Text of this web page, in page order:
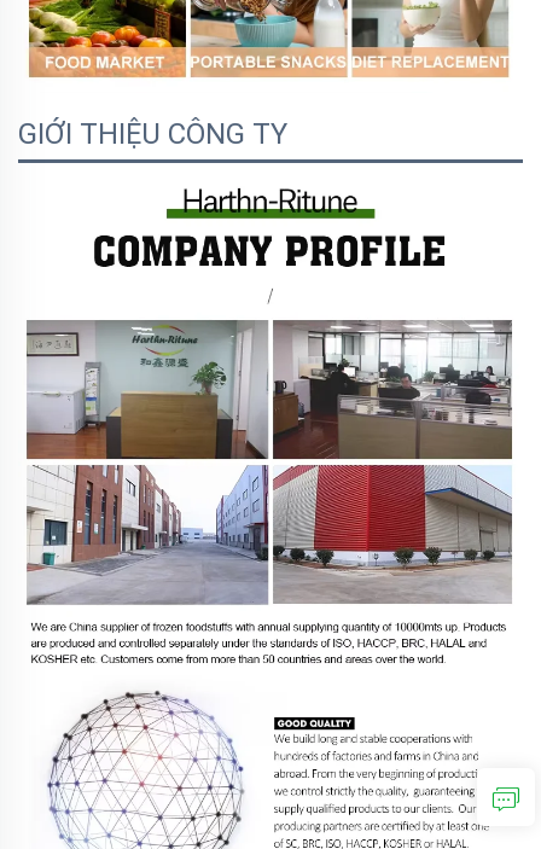
GIỚI THIỆU CÔNG TY